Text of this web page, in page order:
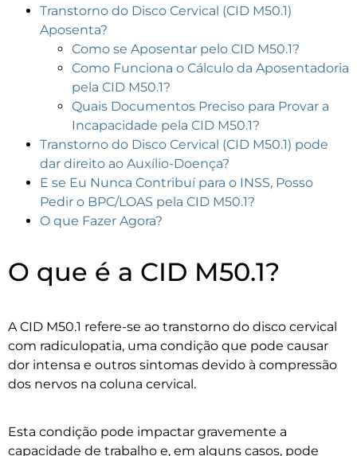
Transtorno do Disco Cervical (CID M50.1)
Aposenta?
Como se Aposentar pelo CID M50.1?
Como Funciona o Cálculo da Aposentadoria
pela CID M50.1?
Quais Documentos Preciso para Provar a
Incapacidade pela CID M50.1?
Transtorno do Disco Cervical (CID M50.1) pode
dar direito ao Auxílio-Doença?
E se Eu Nunca Contribuí para o INSS, Posso
Pedir o BPC/LOAS pela CID M50.1?
O que Fazer Agora?
O que é a CID M50.1?
A CID M50.1 refere-se ao transtorno do disco cervical
com radiculopatia, uma condição que pode causar
dor intensa e outros sintomas devido à compressão
dos nervos na coluna cervical.
Esta condição pode impactar gravemente a
capacidade de trabalho e, em alguns casos, pode